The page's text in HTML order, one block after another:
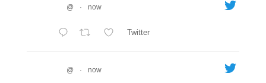
@ · now
Twitter
@ · now